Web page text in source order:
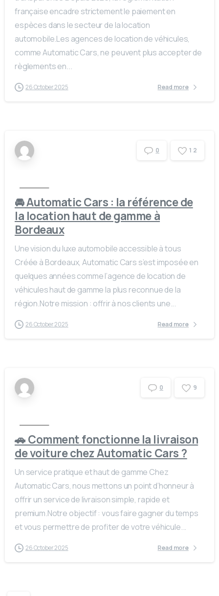
française encadre strictement le paiement en
espèces dans le secteur de la location
automobile.Les agences de location de véhicules,
comme Automatic Cars, ne peuvent plus accepter de
règlements en...
26 October 2025 Read more
0 1 2
🚘 Automatic Cars : la référence de
la location haut de gamme à
Bordeaux
Une vision du luxe automobile accessible à tous
Créée à Bordeaux, Automatic Cars s’est imposée en
quelques années comme l’agence de location de
véhicules haut de gamme la plus reconnue de la
région.Notre mission : offrir à nos clients une...
26 October 2025 Read more
0 9
🚗 Comment fonctionne la livraison
de voiture chez Automatic Cars ?
Un service pratique et haut de gamme Chez
Automatic Cars, nous mettons un point d’honneur à
offrir un service de livraison simple, rapide et
premium.Notre objectif : vous faire gagner du temps
et vous permettre de profiter de votre véhicule...
26 October 2025 Read more